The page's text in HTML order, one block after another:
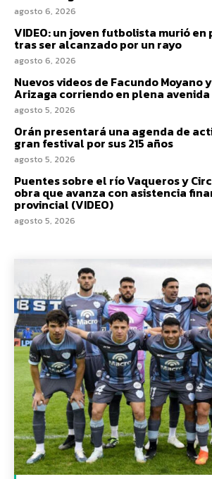
agosto 6, 2026
VIDEO: un joven futbolista murió
tras ser alcanzado por un rayo
agosto 6, 2026
Nuevos videos de Facundo Moyano
Arizaga corriendo en plena
agosto 5, 2026
Orán presentará una agenda de
gran festival por sus 215 años
agosto 5, 2026
Puentes sobre el río Vaqueros y
obra que avanza con asistencia
provincial (VIDEO)
agosto 5, 2026